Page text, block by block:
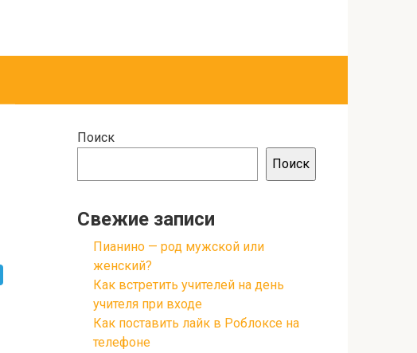
Поиск
Поиск
Свежие записи
Пианино — род мужской или
женский?
Как встретить учителей на день
учителя при входе
Как поставить лайк в Роблоксе на
телефоне